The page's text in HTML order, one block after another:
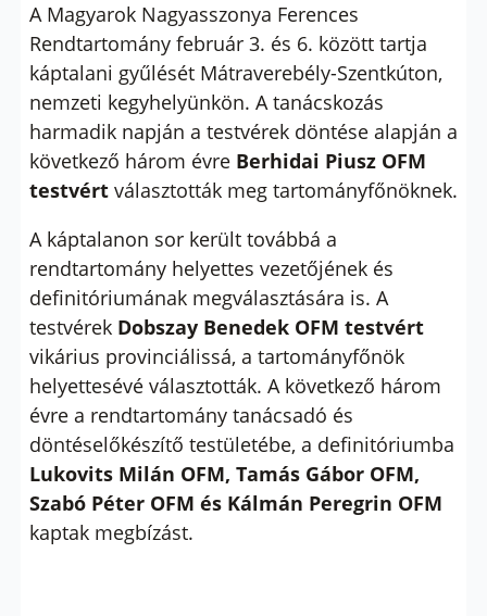
A Magyarok Nagyasszonya Ferences
Rendtartomány február 3. és 6. között tartja
káptalani gyűlését Mátraverebély-Szentkúton,
nemzeti kegyhelyünkön. A tanácskozás
harmadik napján a testvérek döntése alapján a
következő három évre Berhidai Piusz OFM
testvértválasztották meg tartományfőnöknek.
A káptalanon sor került továbbá a
rendtartomány helyettes vezetőjének és
definitóriumának megválasztására is. A
testvérek Dobszay Benedek OFM testvért
vikárius provinciálissá, a tartományfőnök
helyettesévé választották. A következő három
évre a rendtartomány tanácsadó és
döntéselőkészítő testületébe, a definitóriumba
Lukovits Milán OFM, Tamás Gábor OFM,
Szabó Péter OFM és Kálmán Peregrin OFM
kaptak megbízást.